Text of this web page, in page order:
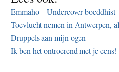
Emmaho – Undercover boeddhist
Toevlucht nemen in Antwerpen,
Druppels aan mijn ogen
Ik ben het ontroerend met je eens!